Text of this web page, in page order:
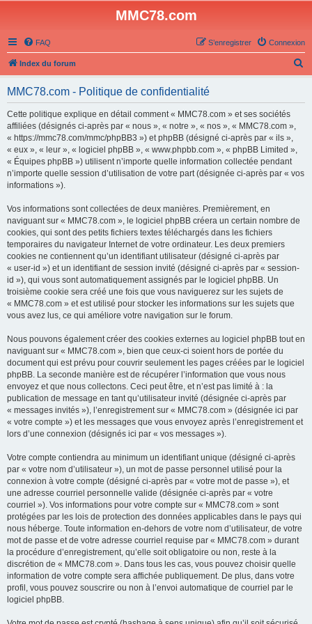
MMC78.com
FAQ Connexion
S’enregistrer
Index du forum
MMC78.com - Politique de confidentialité
Cette politique explique en détail comment « MMC78.com » et ses sociétés
affiliées (désignés ci-après par « nous », « notre », « nos », « MMC78.com »,
« https://mmc78.com/mmc/phpBB3 ») et phpBB (désigné ci-après par « ils »,
« eux », « leur », « logiciel phpBB », « www.phpbb.com », « phpBB Limited »,
« Équipes phpBB ») utilisent n’importe quelle information collectée pendant
n’importe quelle session d’utilisation de votre part (désignée ci-après par « vos
informations »).
Vos informations sont collectées de deux manières. Premièrement, en
naviguant sur « MMC78.com », le logiciel phpBB créera un certain nombre de
cookies, qui sont des petits fichiers textes téléchargés dans les fichiers
temporaires du navigateur Internet de votre ordinateur. Les deux premiers
cookies ne contiennent qu’un identifiant utilisateur (désigné ci-après par
« user-id ») et un identifiant de session invité (désigné ci-après par « session-
id »), qui vous sont automatiquement assignés par le logiciel phpBB. Un
troisième cookie sera créé une fois que vous naviguerez sur les sujets de
« MMC78.com » et est utilisé pour stocker les informations sur les sujets que
vous avez lus, ce qui améliore votre navigation sur le forum.
Nous pouvons également créer des cookies externes au logiciel phpBB tout en
naviguant sur « MMC78.com », bien que ceux-ci soient hors de portée du
document qui est prévu pour couvrir seulement les pages créées par le logiciel
phpBB. La seconde manière est de récupérer l’information que vous nous
envoyez et que nous collectons. Ceci peut être, et n’est pas limité à : la
publication de message en tant qu’utilisateur invité (désignée ci-après par
« messages invités »), l’enregistrement sur « MMC78.com » (désignée ici par
« votre compte ») et les messages que vous envoyez après l’enregistrement et
lors d’une connexion (désignés ici par « vos messages »).
Votre compte contiendra au minimum un identifiant unique (désigné ci-après
par « votre nom d’utilisateur »), un mot de passe personnel utilisé pour la
connexion à votre compte (désigné ci-après par « votre mot de passe »), et
une adresse courriel personnelle valide (désignée ci-après par « votre
courriel »). Vos informations pour votre compte sur « MMC78.com » sont
protégées par les lois de protection des données applicables dans le pays qui
nous héberge. Toute information en-dehors de votre nom d’utilisateur, de votre
mot de passe et de votre adresse courriel requise par « MMC78.com » durant
la procédure d’enregistrement, qu’elle soit obligatoire ou non, reste à la
discrétion de « MMC78.com ». Dans tous les cas, vous pouvez choisir quelle
information de votre compte sera affichée publiquement. De plus, dans votre
profil, vous pouvez souscrire ou non à l’envoi automatique de courriel par le
logiciel phpBB.